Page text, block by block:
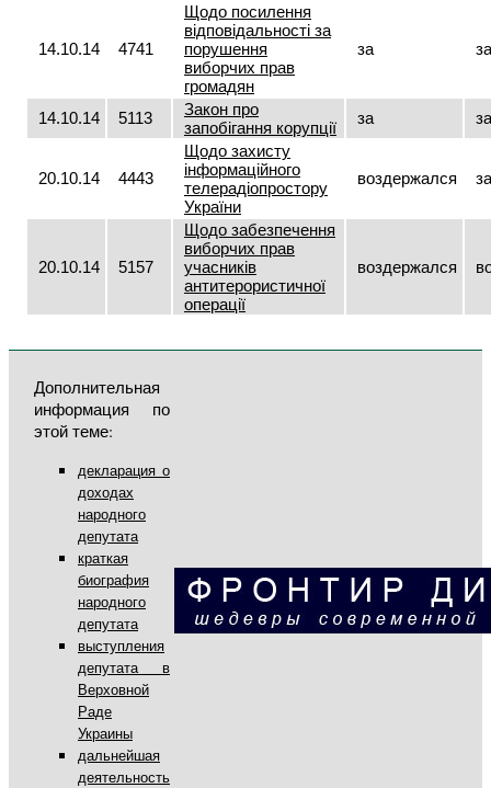
14.10.14 4741
Щодо посилення
відповідальності за
порушення
виборчих прав
громадян
за за
14.10.14 5113
Закон про
запобігання корупції
за за
20.10.14 4443
Щодо захисту
інформаційного
телерадіопростору
України
воздержался за
20.10.14 5157
Щодо забезпечення
виборчих прав
учасників
антитерористичної
операції
воздержался
Дополнительная
информация по
этой теме:
декларация о
доходах
народного
депутата
краткая
биография
народного
депутата
выступления
депутата в
Верховной
Раде
Украины
дальнейшая
деятельность